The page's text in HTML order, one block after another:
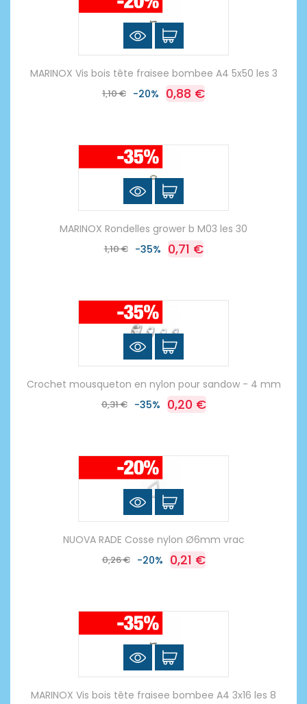
MARINOX Vis bois tête fraisee bombee A4 5x50 les 3
1,10 € -20% 0,88 €
MARINOX Rondelles grower b M03 les 30
1,10 € -35% 0,71 €
Crochet mousqueton en nylon pour sandow - 4 mm
0,31 € -35% 0,20 €
NUOVA RADE Cosse nylon Ø6mm vrac
0,26 € -20% 0,21 €
MARINOX Vis bois tête fraisee bombee A4 3x16 les 8